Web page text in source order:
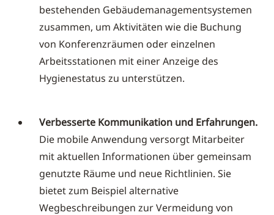
bestehenden Gebäudemanagementsystemen
zusammen, um Aktivitäten wie die Buchung
von Konferenzräumen oder einzelnen
Arbeitsstationen mit einer Anzeige des
Hygienestatus zu unterstützen.
Verbesserte Kommunikation und Erfahrungen.
Die mobile Anwendung versorgt Mitarbeiter
mit aktuellen Informationen über gemeinsam
genutzte Räume und neue Richtlinien. Sie
bietet zum Beispiel alternative
Wegbeschreibungen zur Vermeidung von